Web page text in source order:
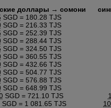
доллары → сомони
SGD = 180.28 TJS
SGD = 216.33 TJS
SGD = 252.39 TJS
SGD = 288.44 TJS
SGD = 324.50 TJS
SGD = 360.55 TJS
SGD = 432.66 TJS
SGD = 504.77 TJS
SGD = 576.88 TJS
SGD = 648.99 TJS
SGD = 721.10 TJS
SGD = 1 081.65 TJS